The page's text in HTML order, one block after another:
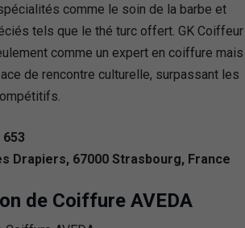
comme le soin de la barbe et
tels que le thé turc offert. GK Coiffeur
comme un expert en coiffure mais
de rencontre culturelle, surpassant les
Drapiers, 67000 Strasbourg, France
de Coiffure AVEDA